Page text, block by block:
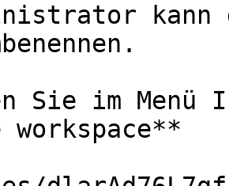
kann
Sie im
workspace**